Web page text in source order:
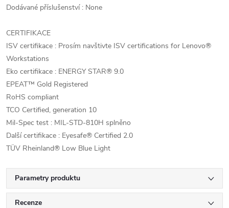
Dodávané příslušenství : None
CERTIFIKACE
ISV certifikace : Prosím navštivte ISV certifications for Lenovo®
Workstations
Eko certifikace : ENERGY STAR® 9.0
EPEAT™ Gold Registered
RoHS compliant
TCO Certified, generation 10
Mil-Spec test : MIL-STD-810H splněno
Další certifikace : Eyesafe® Certified 2.0
TÜV Rheinland® Low Blue Light
Parametry produktu
Recenze